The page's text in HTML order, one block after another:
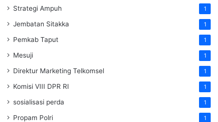
Strategi Ampuh 1
Jembatan Sitakka 1
Pemkab Taput 1
Mesuji 1
Direktur Marketing Telkomsel 1
Komisi VIII DPR RI 1
sosialisasi perda 1
Propam Polri 1